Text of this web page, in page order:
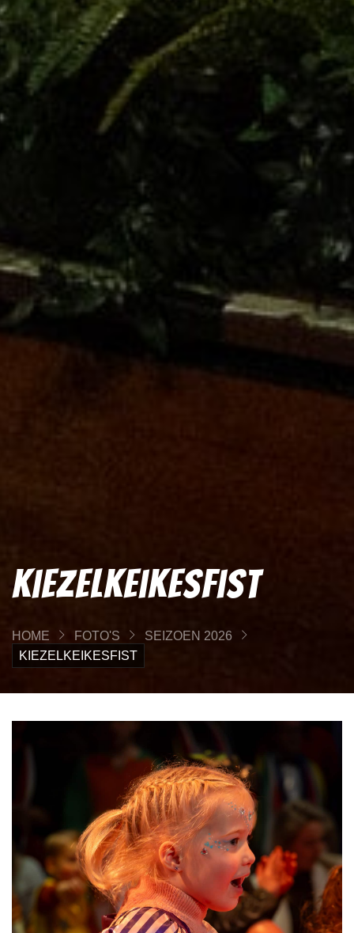
Kiezelkeikesfist
HOME FOTO'S
SEIZOEN 2026
KIEZELKEIKESFIST